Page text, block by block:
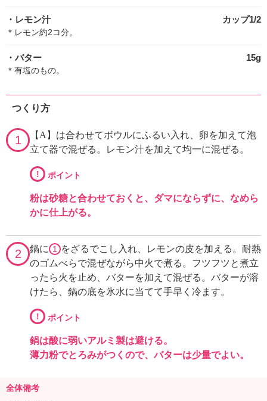
・レモン汁 カップ1/2
＊レモン約2コ分。
・バター 15g
＊有塩のもの。
つくり方
1
【A】は合わせてボウルにふるい入れ、卵を加えて泡
立て器で混ぜる。レモン汁を加えて均一に混ぜる。
! ポイント
粉は砂糖と合わせておくと、ダマにならずに、なめら
かに仕上がる。
2 鍋に 1 をざるでこし入れ、レモンの皮を加える。耐熱
のゴムべらで混ぜながら中火で煮る。フツフツと煮立
ったら火を止め、バターを加えて混ぜる。バターが溶
けたら、鍋の底を氷水に当てて手早く冷ます。
! ポイント
鍋は酸に弱いアルミ製は避ける。
薄力粉でとろみがつくので、バターは少量でよい。
全体備考